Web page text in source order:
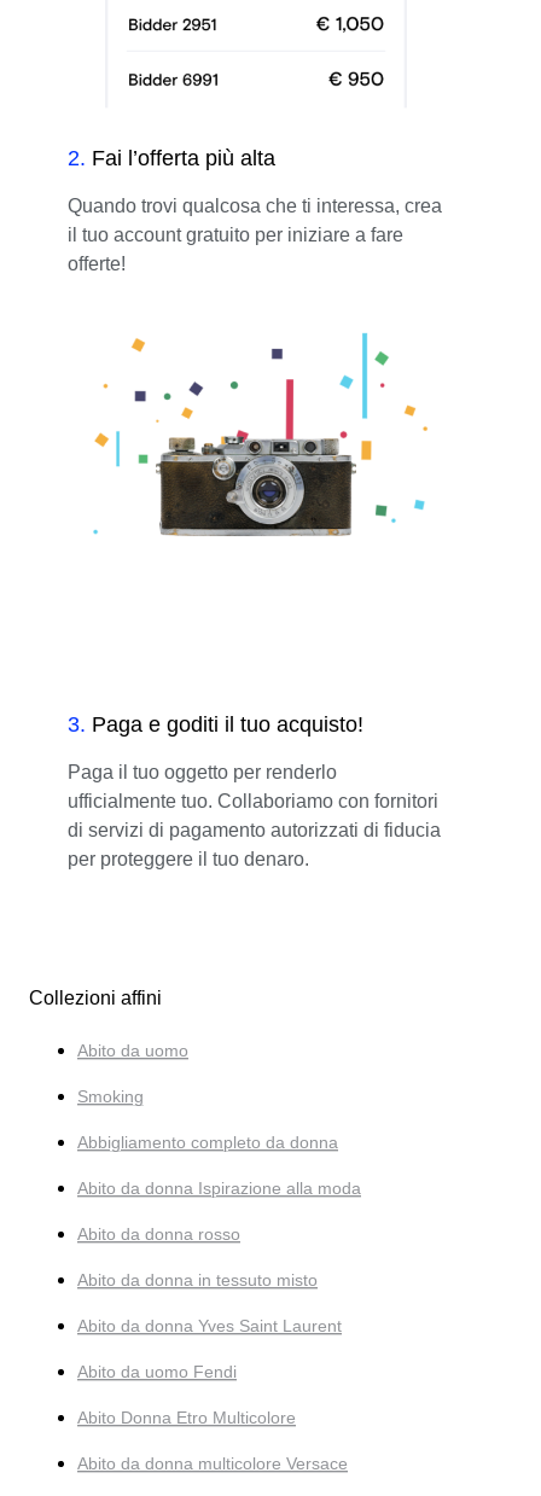
2. Fai l’offerta più alta
Quando trovi qualcosa che ti interessa, crea
il tuo account gratuito per iniziare a fare
offerte!
3. Paga e goditi il tuo acquisto!
Paga il tuo oggetto per renderlo
ufficialmente tuo. Collaboriamo con fornitori
di servizi di pagamento autorizzati di fiducia
per proteggere il tuo denaro.
Collezioni affini
Abito da uomo
Smoking
Abbigliamento completo da donna
Abito da donna Ispirazione alla moda
Abito da donna rosso
Abito da donna in tessuto misto
Abito da donna Yves Saint Laurent
Abito da uomo Fendi
Abito Donna Etro Multicolore
Abito da donna multicolore Versace